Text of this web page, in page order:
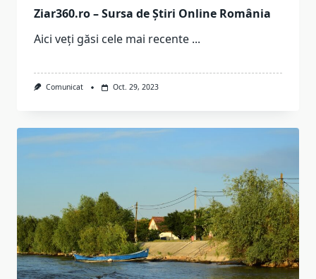
Ziar360.ro – Sursa de Știri Online România
Aici veți găsi cele mai recente ...
Comunicat Oct. 29, 2023